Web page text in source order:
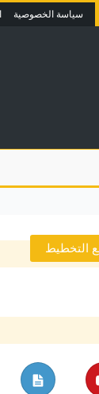
سياسة الخصوصية
التخطيط